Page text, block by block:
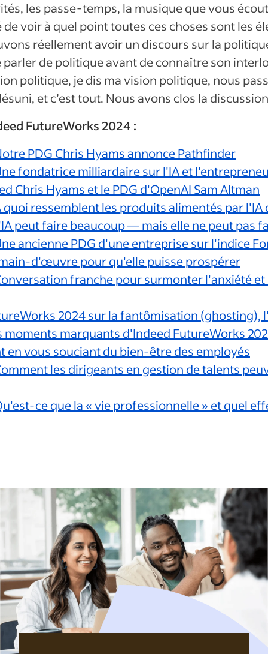
les passe-temps, la musique que vous
voir à quel point toutes ces choses sont les
réellement avoir un discours sur la
de politique avant de connaître son
politique, je dis ma vision politique, nous
et c’est tout. Nous avons clos la
FutureWorks 2024 :
PDG Chris Hyams annonce Pathfinder
fondatrice milliardaire sur l'IA et
Chris Hyams et le PDG d'OpenAI Sam Altman
ressemblent les produits alimentés par l'IA
peut faire beaucoup — mais elle ne peut pas
ancienne PDG d'une entreprise sur l'indice
d'œuvre pour qu'elle puisse prospérer
franche pour surmonter l'anxiété
2024 sur la fantômisation (ghosting),
moments marquants d'Indeed FutureWorks
en vous souciant du bien-être des employés
les dirigeants en gestion de talents
ce que la « vie professionnelle » et quel